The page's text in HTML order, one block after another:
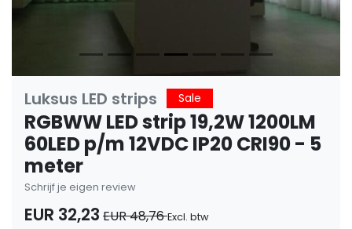
Luksus LED strips Sale
RGBWW LED strip 19,2W 1200LM
60LED p/m 12VDC IP20 CRI90 - 5
meter
Schrijf je eigen review
EUR 32,23 EUR 48,76Excl. btw